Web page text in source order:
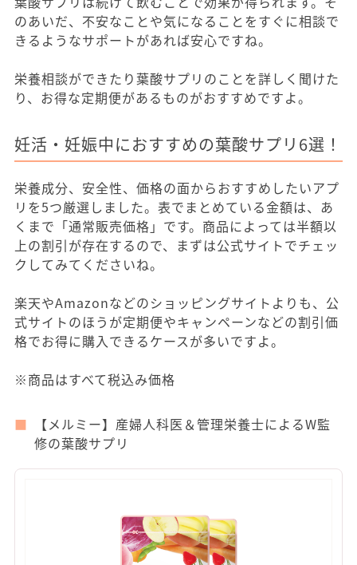
のあいだ、不安なことや気になることをすぐに相談で
きるようなサポートがあれば安心ですね。
栄養相談ができたり葉酸サプリのことを詳しく聞けた
り、お得な定期便があるものがおすすめですよ。
妊活・妊娠中におすすめの葉酸サプリ6選！
栄養成分、安全性、価格の面からおすすめしたいアプ
リを5つ厳選しました。表でまとめている金額は、あ
くまで「通常販売価格」です。商品によっては半額以
上の割引が存在するので、まずは公式サイトでチェッ
クしてみてくださいね。
楽天やAmazonなどのショッピングサイトよりも、公
式サイトのほうが定期便やキャンペーンなどの割引価
格でお得に購入できるケースが多いですよ。
※商品はすべて税込み価格
【メルミー】産婦人科医＆管理栄養士によるW監
修の葉酸サプリ